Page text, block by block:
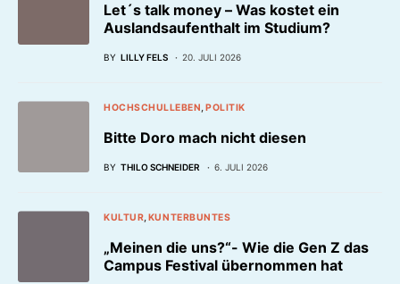
Let´s talk money – Was kostet ein
Auslandsaufenthalt im Studium?
BY LILLY FELS 20. JULI 2026
HOCHSCHULLEBEN POLITIK
Bitte Doro mach nicht diesen
BY THILO SCHNEIDER 6. JULI 2026
KULTUR KUNTERBUNTES
„Meinen die uns?“- Wie die Gen Z das
Campus Festival übernommen hat